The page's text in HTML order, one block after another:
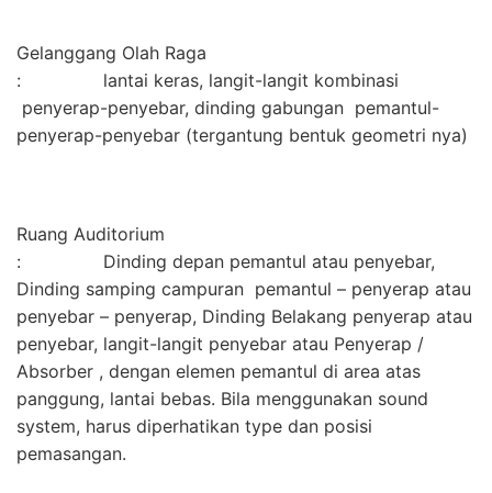
Gelanggang Olah Raga
: lantai keras, langit-langit kombinasi
penyerap-penyebar, dinding gabungan pemantul-
penyerap-penyebar (tergantung bentuk geometri nya)
Ruang Auditorium
: Dinding depan pemantul atau penyebar,
Dinding samping campuran pemantul – penyerap atau
penyebar – penyerap, Dinding Belakang penyerap atau
penyebar, langit-langit penyebar atau Penyerap /
Absorber , dengan elemen pemantul di area atas
panggung, lantai bebas. Bila menggunakan sound
system, harus diperhatikan type dan posisi
pemasangan.